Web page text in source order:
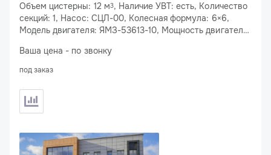
Объем цистерны: 12 м3, Наличие УВТ: есть, Количество
секций: 1, Насос: СЦЛ-00, Колесная формула: 6×6,
Модель двигателя: ЯМЗ-53613-10, Мощность двигателя:
Ваша цена - по звонку
под заказ